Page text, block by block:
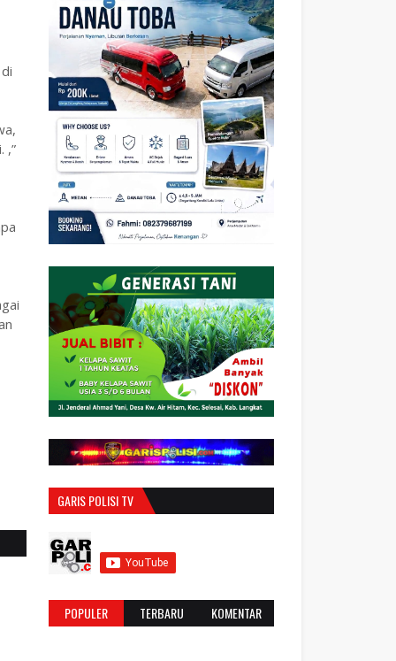
,”
GARIS POLISI TV
POPULER TERBARU KOMENTAR